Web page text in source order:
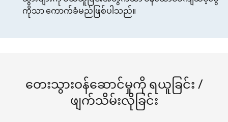
ကိုသာ ကောက်ခံမည်ဖြစ်ပါသည်။
တေးသွားဝန်ဆောင်မှုကို ရယူခြင်း /
ဖျက်သိမ်းလိုခြင်း